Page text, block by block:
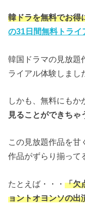
韓ドラを無料でお得
の31日間無料トライ
韓国ドラマの見放題
ライアル体験しまし
しかも、無料にもか
見ることができちゃ
この見放題作品を甘
作品がずらり揃って
たとえば・・・「欠
ョントオヨンソの出